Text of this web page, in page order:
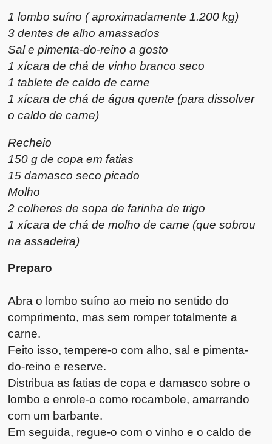
1 lombo suíno ( aproximadamente 1.200 kg)
3 dentes de alho amassados
Sal e pimenta-do-reino a gosto
1 xícara de chá de vinho branco seco
1 tablete de caldo de carne
1 xícara de chá de água quente (para dissolver
o caldo de carne)
Recheio
150 g de copa em fatias
15 damasco seco picado
Molho
2 colheres de sopa de farinha de trigo
1 xícara de chá de molho de carne (que sobrou
na assadeira)
Preparo
Abra o lombo suíno ao meio no sentido do
comprimento, mas sem romper totalmente a
carne.
Feito isso, tempere-o com alho, sal e pimenta-
do-reino e reserve.
Distribua as fatias de copa e damasco sobre o
lombo e enrole-o como rocambole, amarrando
com um barbante.
Em seguida, regue-o com o vinho e o caldo de